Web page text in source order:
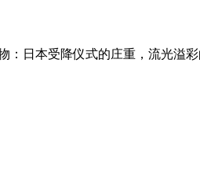
：日本受降仪式的庄重，流光